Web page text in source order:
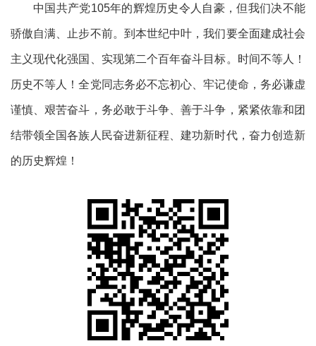
中国共产党105年的辉煌历史令人自豪，但我们决不能
骄傲自满、止步不前。到本世纪中叶，我们要全面建成社会
主义现代化强国、实现第二个百年奋斗目标。时间不等人！
历史不等人！全党同志务必不忘初心、牢记使命，务必谦虚
谨慎、艰苦奋斗，务必敢于斗争、善于斗争，紧紧依靠和团
结带领全国各族人民奋进新征程、建功新时代，奋力创造新
的历史辉煌！